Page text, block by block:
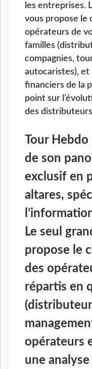
les entreprises.
vous propose le
opérateurs de
familles
compagnies,
autocaristes), et
financiers de la
point sur
des
Tour
de son
exclusif en
altares,
Le seul
propose le
des
répartis en
opérateurs
une